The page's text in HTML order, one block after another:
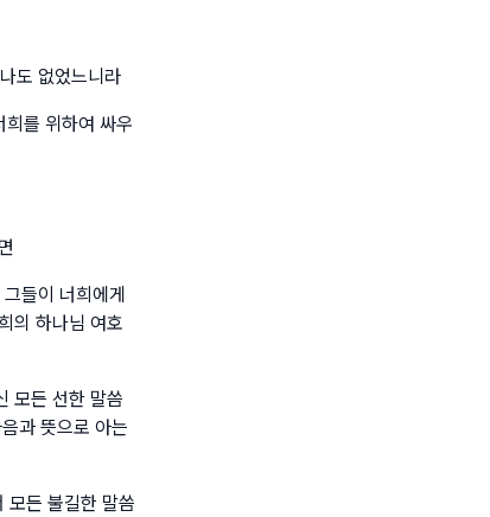
도 없었느니라
를 위하여 싸우
들이 너희에게
의 하나님 여호
모든 선한 말씀
과 뜻으로 아는
모든 불길한 말씀